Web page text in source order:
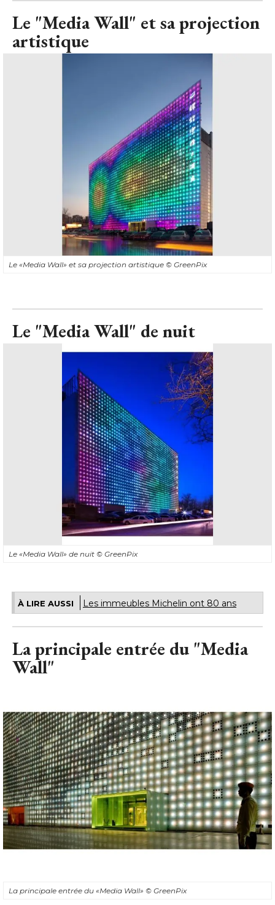
Le "Media Wall" et sa projection
artistique
Le «Media Wall» et sa projection artistique © GreenPix
Le "Media Wall" de nuit
Le «Media Wall» de nuit © GreenPix
À LIRE AUSSI Les immeubles Michelin ont 80 ans
La principale entrée du "Media
Wall"
La principale entrée du «Media Wall» © GreenPix